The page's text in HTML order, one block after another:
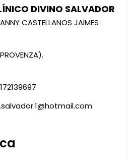
DIVINO SALVADOR
CASTELLANOS JAIMES